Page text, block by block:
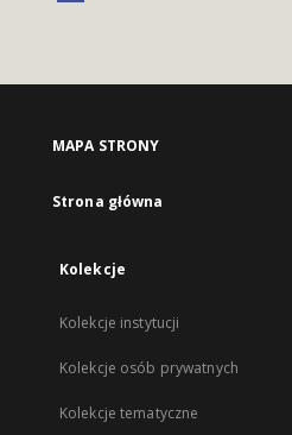
MAPA STRONY
Strona główna
Kolekcje
Kolekcje instytucji
Kolekcje osób prywatnych
Kolekcje tematyczne